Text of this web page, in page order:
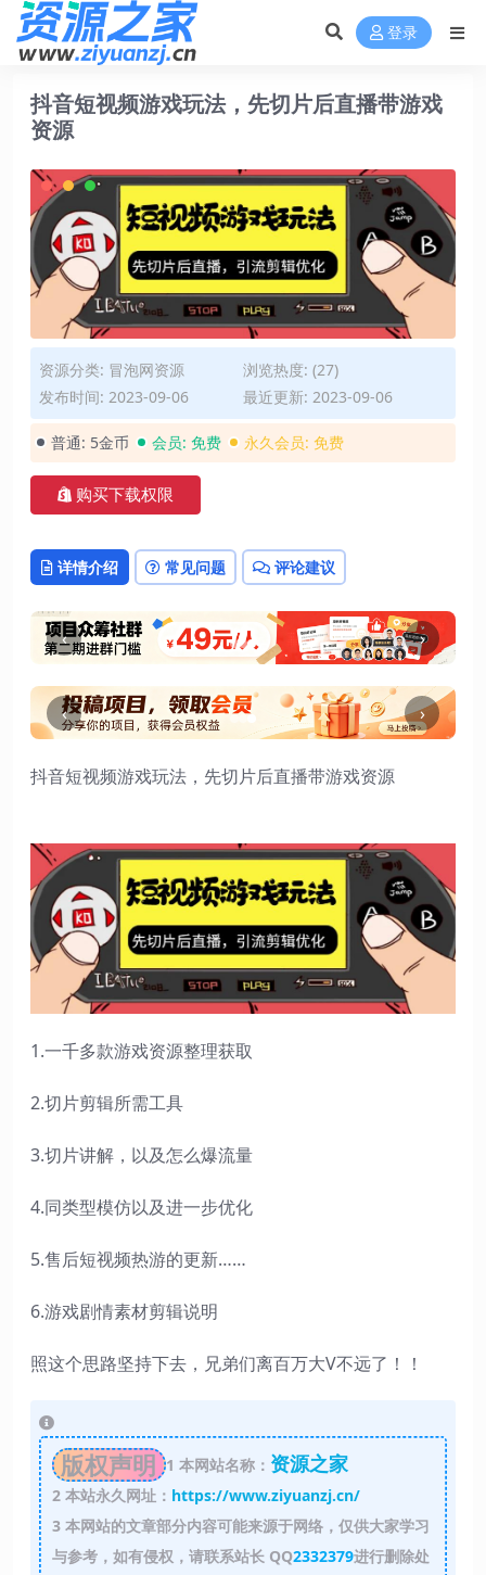
登录
抖音短视频游戏玩法，先切片后直播带游戏
资源
资源分类: 冒泡网资源
浏览热度: (27)
发布时间: 2023-09-06
最近更新: 2023-09-06
普通: 5金币 会员: 免费 永久会员: 免费
购买下载权限
详情介绍 常见问题 评论建议
‹ ›
‹ ›
抖音短视频游戏玩法，先切片后直播带游戏资源
1.一千多款游戏资源整理获取
2.切片剪辑所需工具
3.切片讲解，以及怎么爆流量
4.同类型模仿以及进一步优化
5.售后短视频热游的更新……
6.游戏剧情素材剪辑说明
照这个思路坚持下去，兄弟们离百万大V不远了！！
版权声明 1 本网站名称： 资源之家
2本站永久网址： https://www.ziyuanzj.cn/
3本网站的文章部分内容可能来源于网络，仅供大家学习
与参考，如有侵权，请联系站长 QQ2332379进行删除处